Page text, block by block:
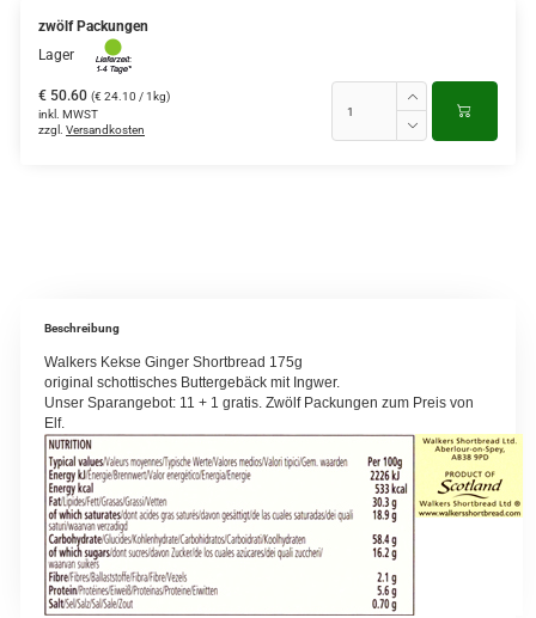
zwölf Packungen
Lager
€ 50.60 (€ 24.10 / 1kg)
inkl. MWST
zzgl. Versandkosten
Beschreibung
Walkers Kekse Ginger Shortbread 175g
original schottisches Buttergebäck mit Ingwer.
Unser Sparangebot: 11 + 1 gratis. Zwölf Packungen zum Preis von
Elf.